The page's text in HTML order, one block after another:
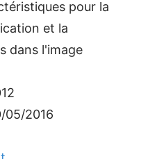
pour la
et la
dans l'image
05/2016